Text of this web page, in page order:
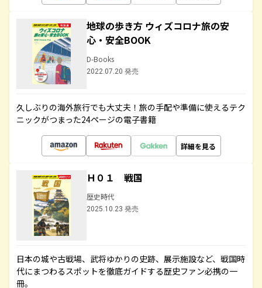
地球の歩き方 ウィズコロナ旅の安
心・安全BOOK
D-Books
2022.07.20 発売
久しぶりの海外旅行でも大丈夫！旅の手配や準備に使えるテク
ニックがつまった24ページの電子書籍
詳細を見る
Ｈ０１ 戦国
歴史時代
2025.10.23 発売
日本の城や古戦場、武将ゆかりの史跡、展示施設など、戦国時
代にまつわるスポットを徹底ガイドする歴史ファン必携の一
冊。